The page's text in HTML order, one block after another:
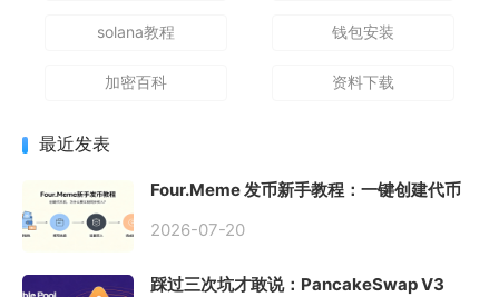
solana教程 钱包安装
加密百科 资料下载
最近发表
Four.Meme 发币新手教程：一键创建代币
2026-07-20
踩过三次坑才敢说：PancakeSwap V3